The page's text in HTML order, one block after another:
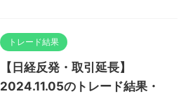
トレード結果
【日経反発・取引延長】
2024.11.05のトレード結果・